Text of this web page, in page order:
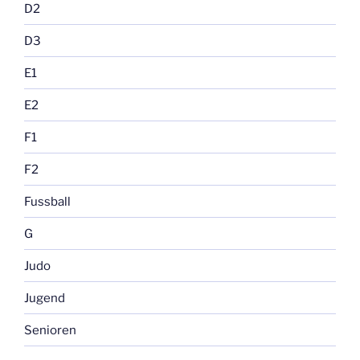
D2
D3
E1
E2
F1
F2
Fussball
G
Judo
Jugend
Senioren